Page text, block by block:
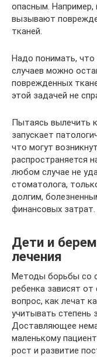
опасным. Например,
вызывают
тканей.
Надо понимать, что
случаев можно
поврежденных
этой задачей не
Пытаясь вылечить
запускает
что могут
распространяется
любом случае не
стоматолога,
долгим,
финансовых затрат.
Дети и
лечения
Методы борьбы со
ребенка зависят от
вопрос, как лечат
учитывать степень
Доставляющее
маленькому
рост и развитие